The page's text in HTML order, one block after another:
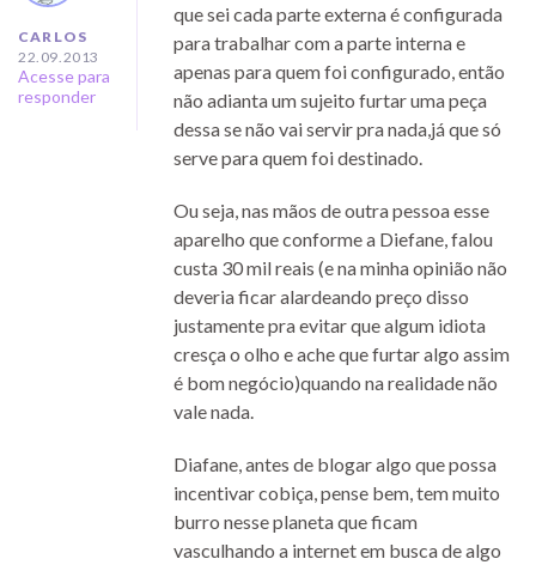
CARLOS
22.09.2013
Acesse para
responder
que sei cada parte externa é configurada
para trabalhar com a parte interna e
apenas para quem foi configurado, então
não adianta um sujeito furtar uma peça
dessa se não vai servir pra nada,já que só
serve para quem foi destinado.
Ou seja, nas mãos de outra pessoa esse
aparelho que conforme a Diefane, falou
custa 30 mil reais (e na minha opinião não
deveria ficar alardeando preço disso
justamente pra evitar que algum idiota
cresça o olho e ache que furtar algo assim
é bom negócio)quando na realidade não
vale nada.
Diafane, antes de blogar algo que possa
incentivar cobiça, pense bem, tem muito
burro nesse planeta que ficam
vasculhando a internet em busca de algo